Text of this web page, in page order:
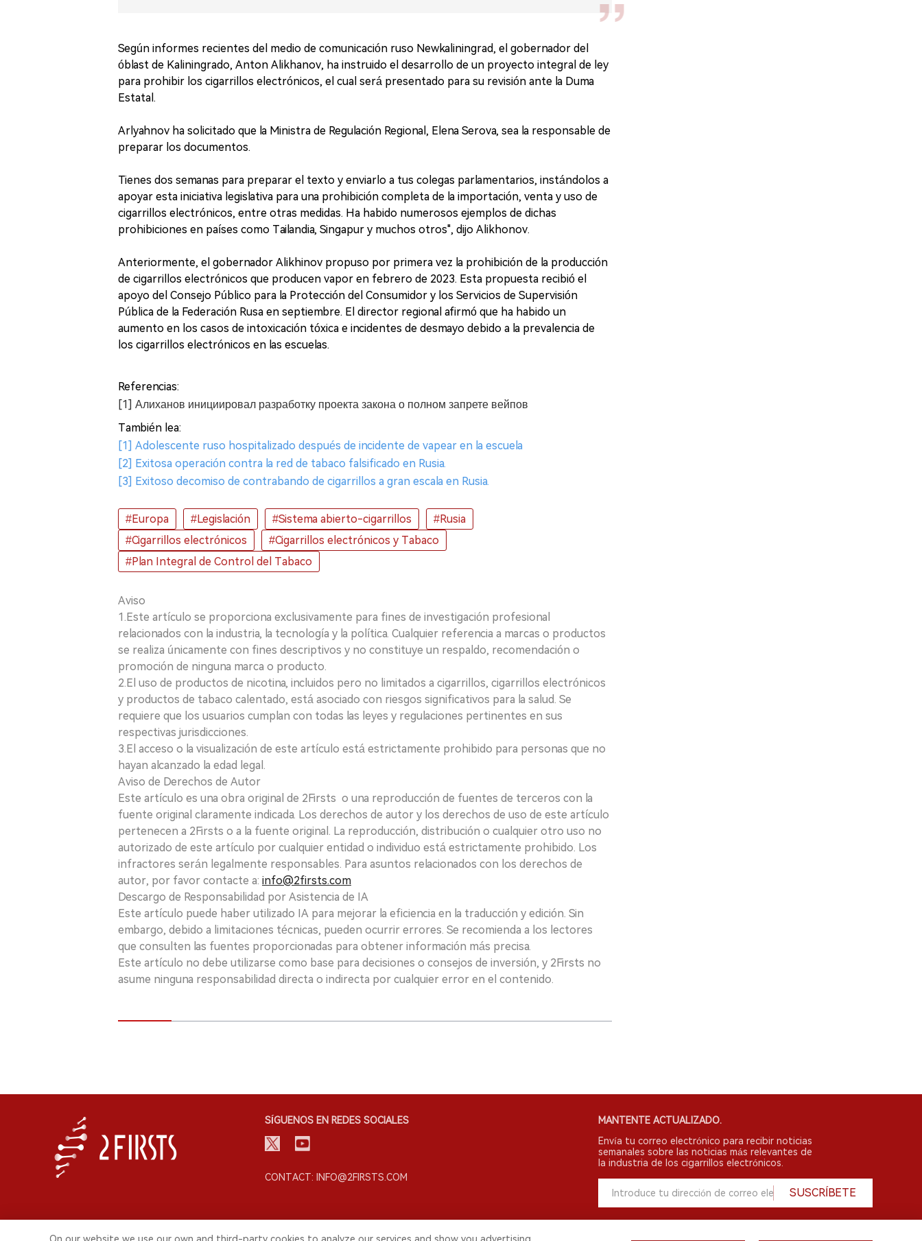
Según informes recientes del medio de comunicación ruso Newkaliningrad, el gobernador del
óblast de Kaliningrado, Anton Alikhanov, ha instruido el desarrollo de un proyecto integral de ley
para prohibir los cigarrillos electrónicos, el cual será presentado para su revisión ante la Duma
Estatal.
Arlyahnov ha solicitado que la Ministra de Regulación Regional, Elena Serova, sea la responsable de
preparar los documentos.
Tienes dos semanas para preparar el texto y enviarlo a tus colegas parlamentarios, instándolos a
apoyar esta iniciativa legislativa para una prohibición completa de la importación, venta y uso de
cigarrillos electrónicos, entre otras medidas. Ha habido numerosos ejemplos de dichas
prohibiciones en países como Tailandia, Singapur y muchos otros", dijo Alikhonov.
Anteriormente, el gobernador Alikhinov propuso por primera vez la prohibición de la producción
de cigarrillos electrónicos que producen vapor en febrero de 2023. Esta propuesta recibió el
apoyo del Consejo Público para la Protección del Consumidor y los Servicios de Supervisión
Pública de la Federación Rusa en septiembre. El director regional afirmó que ha habido un
aumento en los casos de intoxicación tóxica e incidentes de desmayo debido a la prevalencia de
los cigarrillos electrónicos en las escuelas.
Referencias:
[1] Алиханов инициировал разработку проекта закона о полном запрете вейпов
También lea:
[1] Adolescente ruso hospitalizado después de incidente de vapear en la escuela
[2] Exitosa operación contra la red de tabaco falsificado en Rusia.
[3] Exitoso decomiso de contrabando de cigarrillos a gran escala en Rusia.
#Europa #Legislación #Sistema abierto-cigarrillos
#Rusia
#Cigarrillos electrónicos
#Cigarrillos electrónicos y Tabaco
#Plan Integral de Control del Tabaco
Aviso
1.Este artículo se proporciona exclusivamente para fines de investigación profesional
relacionados con la industria, la tecnología y la política. Cualquier referencia a marcas o productos
se realiza únicamente con fines descriptivos y no constituye un respaldo, recomendación o
promoción de ninguna marca o producto.
2.El uso de productos de nicotina, incluidos pero no limitados a cigarrillos, cigarrillos electrónicos
y productos de tabaco calentado, está asociado con riesgos significativos para la salud. Se
requiere que los usuarios cumplan con todas las leyes y regulaciones pertinentes en sus
respectivas jurisdicciones.
3.El acceso o la visualización de este artículo está estrictamente prohibido para personas que no
hayan alcanzado la edad legal.
Aviso de Derechos de Autor
Este artículo es una obra original de 2Firsts o una reproducción de fuentes de terceros con la
fuente original claramente indicada. Los derechos de autor y los derechos de uso de este artículo
pertenecen a 2Firsts o a la fuente original. La reproducción, distribución o cualquier otro uso no
autorizado de este artículo por cualquier entidad o individuo está estrictamente prohibido. Los
infractores serán legalmente responsables. Para asuntos relacionados con los derechos de
autor, por favor contacte a: info@2firsts.com
Descargo de Responsabilidad por Asistencia de IA
Este artículo puede haber utilizado IA para mejorar la eficiencia en la traducción y edición. Sin
embargo, debido a limitaciones técnicas, pueden ocurrir errores. Se recomienda a los lectores
que consulten las fuentes proporcionadas para obtener información más precisa.
Este artículo no debe utilizarse como base para decisiones o consejos de inversión, y 2Firsts no
asume ninguna responsabilidad directa o indirecta por cualquier error en el contenido.
SÍGUENOS EN REDES SOCIALES
CONTACT: INFO@2FIRSTS.COM
MANTENTE ACTUALIZADO.
Envía tu correo electrónico para recibir noticias
semanales sobre las noticias más relevantes de
la industria de los cigarrillos electrónicos.
SUSCRÍBETE